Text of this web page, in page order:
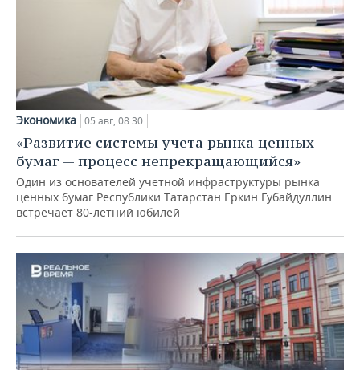
Экономика 05 авг, 08:30
«Развитие системы учета рынка ценных
бумаг — процесс непрекращающийся»
Один из основателей учетной инфраструктуры рынка
ценных бумаг Республики Татарстан Еркин Губайдуллин
встречает 80-летний юбилей